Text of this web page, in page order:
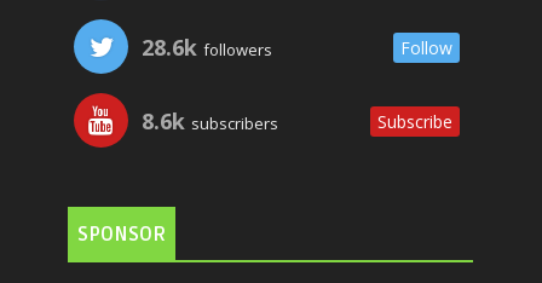
28.6k followers Follow
8.6k subscribers Subscribe
SPONSOR